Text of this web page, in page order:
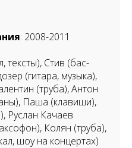
: 2008-2011
тексты), Стив (бас-
(гитара, музыка),
(труба), Антон
Паша (клавиши),
Руслан Качаев
Колян (труба),
шоу на концертах)